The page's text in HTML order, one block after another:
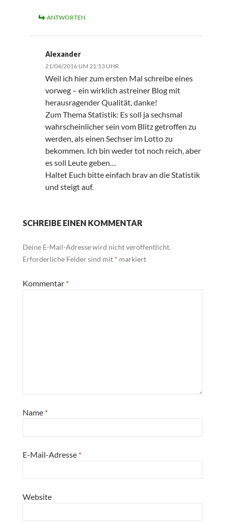
ANTWORTEN
Alexander
21/04/2016 UM 21:53 UHR
Weil ich hier zum ersten Mal schreibe eines
vorweg – ein wirklich astreiner Blog mit
herausragender Qualität, danke!
Zum Thema Statistik: Es soll ja sechsmal
wahrscheinlicher sein vom Blitz getroffen zu
werden, als einen Sechser im Lotto zu
bekommen. Ich bin weder tot noch reich, aber
es soll Leute geben…
Haltet Euch bitte einfach brav an die Statistik
und steigt auf.
SCHREIBE EINEN KOMMENTAR
Deine E-Mail-Adresse wird nicht veröffentlicht.
Erforderliche Felder sind mit * markiert
Kommentar *
Name *
E-Mail-Adresse *
Website